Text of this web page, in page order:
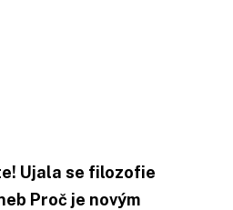
Ujala se filozofie
Proč je novým